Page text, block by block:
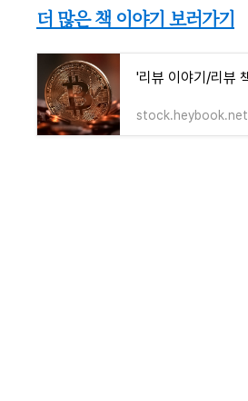
더 많은 책 이야기 보러가기
stock.heybook.net